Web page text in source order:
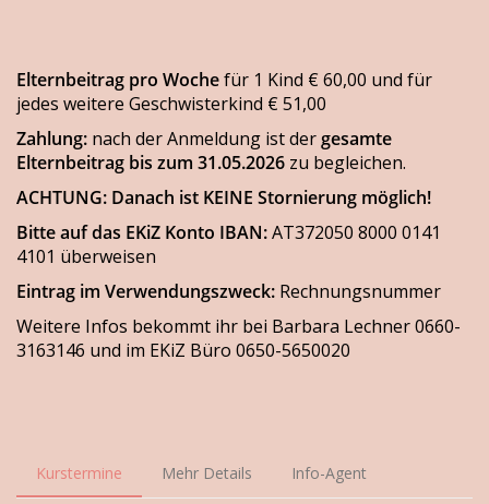
Elternbeitrag pro Wochefür 1 Kind € 60,00 und für
jedes weitere Geschwisterkind € 51,00
Zahlung: nach der Anmeldung ist dergesamte
Elternbeitrag bis zum 31.05.2026 zu begleichen.
ACHTUNG: Danach ist KEINE Stornierung möglich!
Bitte auf das EKiZ Konto IBAN:AT372050 8000 0141
4101 überweisen
Eintrag im Verwendungszweck: Rechnungsnummer
Weitere Infos bekommt ihr bei Barbara Lechner 0660-
3163146 und im EKiZ Büro 0650-5650020
Kurstermine Mehr Details Info-Agent